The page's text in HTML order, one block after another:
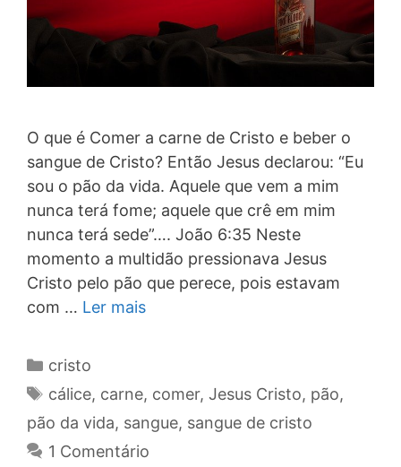
O que é Comer a carne de Cristo e beber o
sangue de Cristo? Então Jesus declarou: “Eu
sou o pão da vida. Aquele que vem a mim
nunca terá fome; aquele que crê em mim
nunca terá sede”…. João 6:35 Neste
momento a multidão pressionava Jesus
Cristo pelo pão que perece, pois estavam
com … Ler mais
Categorias
cristo
Tags
cálice, carne, comer, Jesus Cristo, pão,
pão da vida, sangue, sangue de cristo
1 Comentário